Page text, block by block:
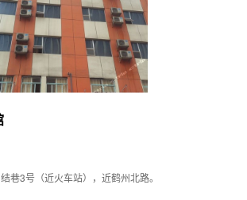
巷3号（近火车站），近鹤州北路。